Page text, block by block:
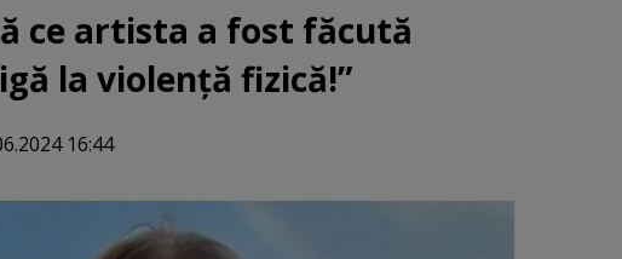
ce artista a fost făcută
la violență fizică!”
16:44